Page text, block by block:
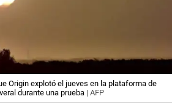
Origin explotó el jueves en la plataforma de
durante una prueba | AFP